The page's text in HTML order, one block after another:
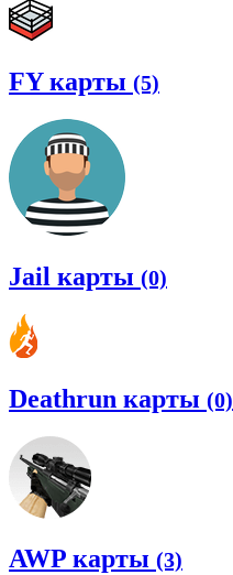
FY карты (5)
Jail карты (0)
Deathrun карты (0)
AWP карты (3)